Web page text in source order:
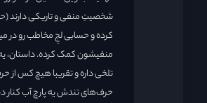
شخصیتِ منفی و تاریکی
کرده و حسابی لجِ مخاطب رو در
منفیشون کمک کرده. داستان،
تلخی داره و تقریبا هیچ کس
حرف‌های تندش یه پارچ آب کنار